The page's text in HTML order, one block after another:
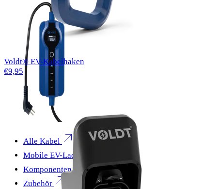
Alle Kabel
Mobile EV-Ladegeräte
Komponenten
Zubehör
Voldt® EV-Kabelhaken
€9,95